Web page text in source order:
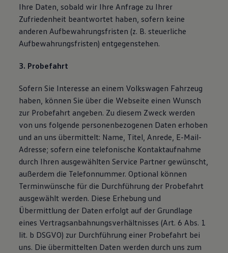
Ihre Daten, sobald wir Ihre Anfrage zu Ihrer
Zufriedenheit beantwortet haben, sofern keine
anderen Aufbewahrungsfristen (z. B. steuerliche
Aufbewahrungsfristen) entgegenstehen.
3. Probefahrt
Sofern Sie Interesse an einem Volkswagen Fahrzeug
haben, können Sie über die Webseite einen Wunsch
zur Probefahrt angeben. Zu diesem Zweck werden
von uns folgende personenbezogenen Daten erhoben
und an uns übermittelt: Name, Titel, Anrede, E-Mail-
Adresse; sofern eine telefonische Kontaktaufnahme
durch Ihren ausgewählten Service Partner gewünscht,
außerdem die Telefonnummer. Optional können
Terminwünsche für die Durchführung der Probefahrt
ausgewählt werden. Diese Erhebung und
Übermittlung der Daten erfolgt auf der Grundlage
eines Vertragsanbahnungsverhältnisses (Art. 6 Abs. 1
lit. b DSGVO) zur Durchführung einer Probefahrt bei
uns. Die übermittelten Daten werden durch uns zum